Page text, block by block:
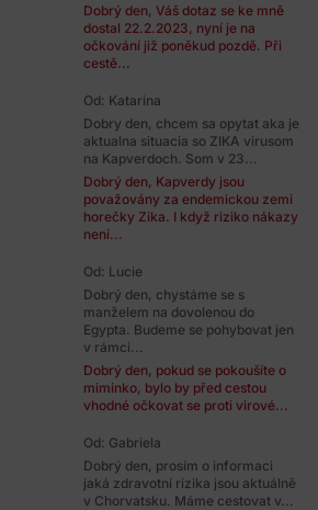
Dobrý den, Váš dotaz se ke mně
dostal 22.2.2023, nyní je na
očkování již poněkud pozdě. Při
cestě...
Od: Katarina
Dobry den, chcem sa opytat aka je
aktualna situacia so ZIKA virusom
na Kapverdoch. Som v 23...
Dobrý den, Kapverdy jsou
považovány za endemickou zemi
horečky Zika. I když riziko nákazy
není...
Od: Lucie
Dobrý den, chystáme se s
manželem na dovolenou do
Egypta. Budeme se pohybovat jen
v rámci...
Dobrý den, pokud se pokoušíte o
miminko, bylo by před cestou
vhodné očkovat se proti virové...
Od: Gabriela
Dobrý den, prosím o informaci
jaká zdravotní rizika jsou aktuálně
v Chorvatsku. Máme cestovat v...